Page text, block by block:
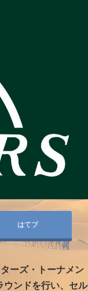
はてブ
ーズ・トーナメン
ウンドを行い、セル